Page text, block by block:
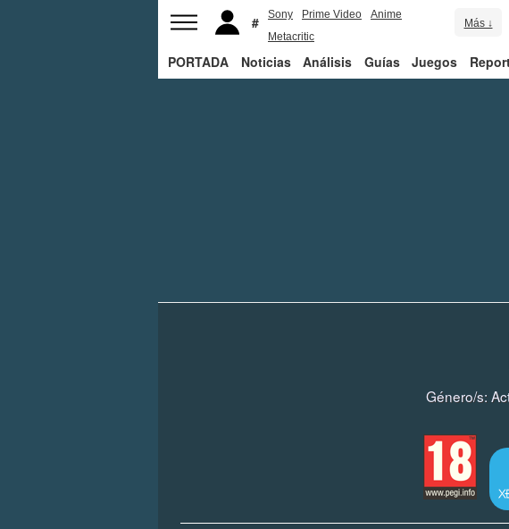
Sony Prime Video
Anime
Metacritic
Más ↓
PORTADA Noticias Análisis Guías Juegos
Género/s: